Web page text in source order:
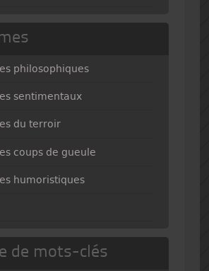
philosophiques
sentimentaux
du terroir
coups de gueule
humoristiques
de mots-clés